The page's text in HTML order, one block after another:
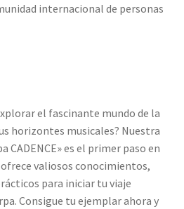
internacional de personas
el fascinante mundo de la
horizontes musicales? Nuestra
CADENCE» es el primer paso en
valiosos conocimientos,
para iniciar tu viaje
Consigue tu ejemplar ahora y